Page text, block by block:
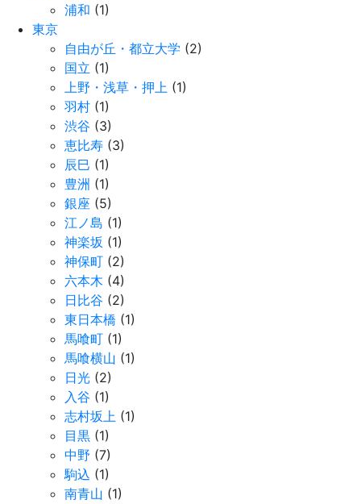
浦和 (1)
東京
自由が丘・都立大学 (2)
国立 (1)
上野・浅草・押上 (1)
羽村 (1)
渋谷 (3)
恵比寿 (3)
辰巳 (1)
豊洲 (1)
銀座 (5)
江ノ島 (1)
神楽坂 (1)
神保町 (2)
六本木 (4)
日比谷 (2)
東日本橋 (1)
馬喰町 (1)
馬喰横山 (1)
日光 (2)
入谷 (1)
志村坂上 (1)
目黒 (1)
中野 (7)
駒込 (1)
南青山 (1)